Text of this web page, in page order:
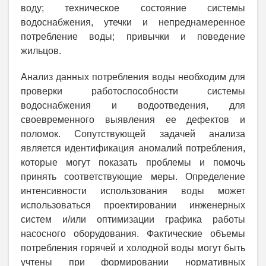
воду; техническое состояние системы
водоснабжения, утечки и непреднамеренное
потребление воды; привычки и поведение
жильцов.
Анализ данных потребления воды необходим для
проверки работоспособности системы
водоснабжения и водоотведения, для
своевременного выявления ее дефектов и
поломок. Сопутствующей задачей анализа
является идентификация аномалий потребления,
которые могут показать проблемы и помочь
принять соответствующие меры. Определение
интенсивности использования воды может
использоваться проектировании инженерных
систем и/или оптимизации графика работы
насосного оборудования. Фактические объемы
потребления горячей и холодной воды могут быть
учтены при формировании нормативных